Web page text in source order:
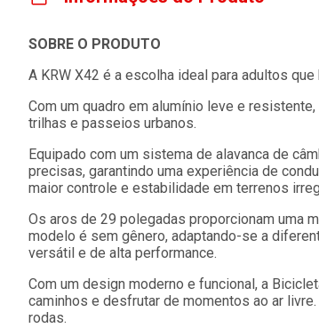
SOBRE O PRODUTO
A KRW X42 é a escolha ideal para adultos
Com um quadro em alumínio leve e
trilhas e passeios urbanos.
Equipado com um sistema de alavanca de
precisas, garantindo uma experiência de
maior controle e estabilidade em terrenos
Os aros de 29 polegadas proporcionam uma
modelo é sem gênero, adaptando-se a
versátil e de alta performance.
Com um design moderno e funcional, a
caminhos e desfrutar de momentos ao ar
rodas.